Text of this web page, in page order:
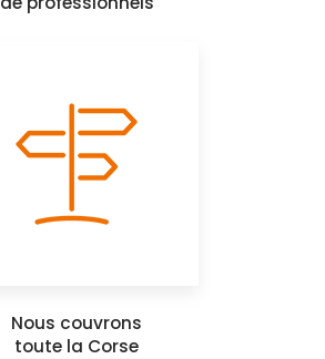
Nous couvrons
toute la Corse